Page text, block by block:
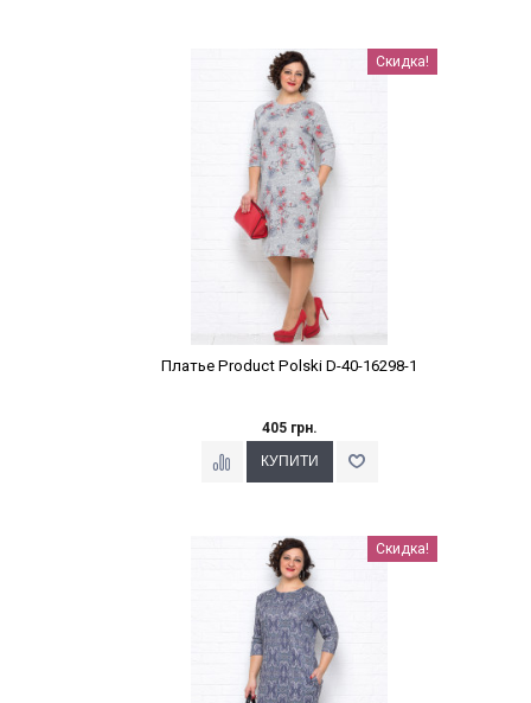
Наклейки Варіант з % Скидка!
Платье Product Polski D-40-16298-1
405 грн.
Наклейки Варіант з % Скидка!